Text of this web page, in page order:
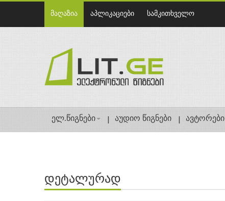
მაღაზია აპლიკაციები სამკითხველო
ელ.წიგნები აუდიო წიგნები ავტორები
დეტალურად